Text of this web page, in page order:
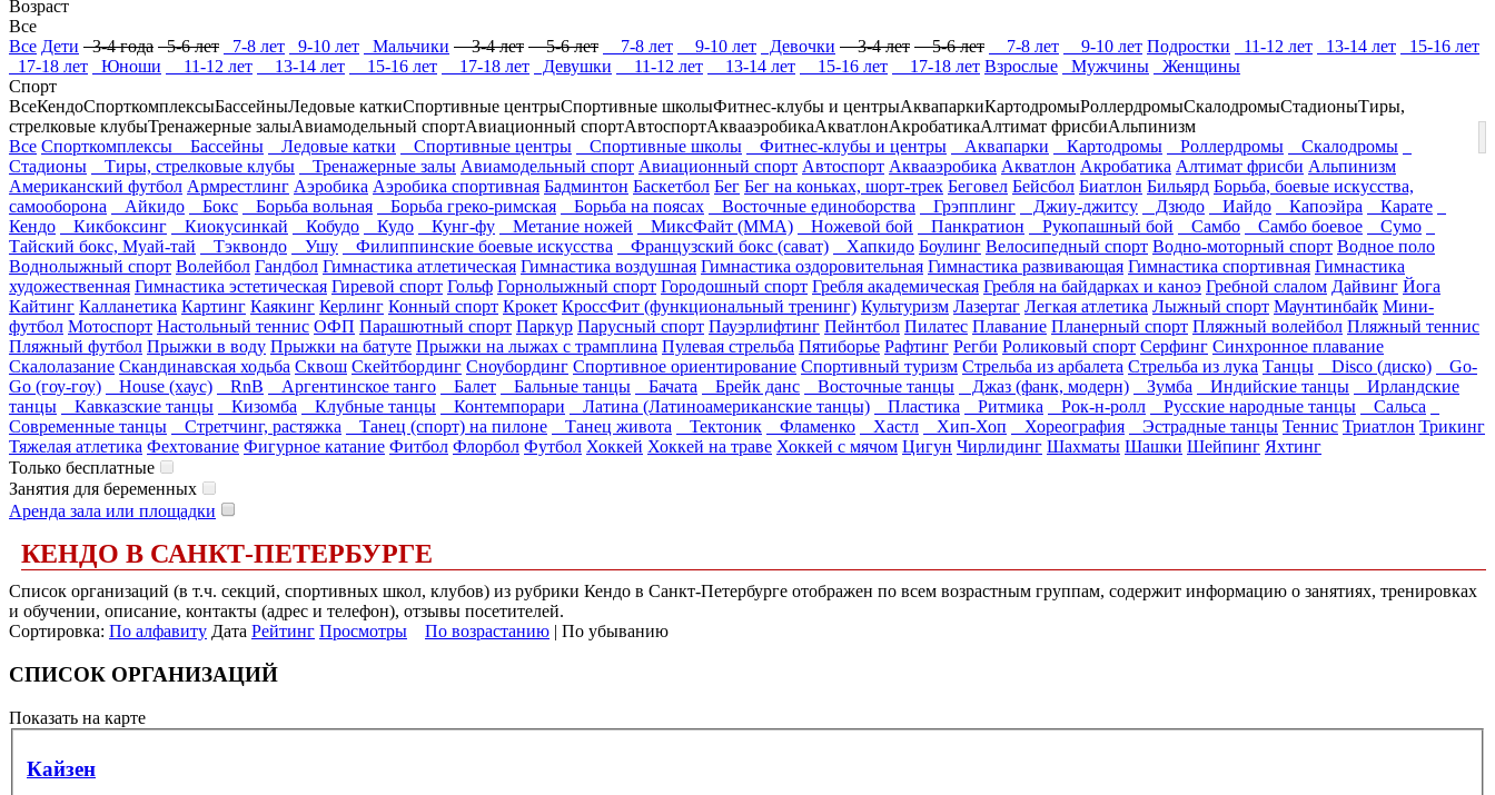
Возраст
Все
Все Дети 3-4 года 5-6 лет 7-8 лет 9-10 лет Мальчики 3-4 лет 5-6 лет 7-8 лет 9-10 лет Девочки 3-4 лет 5-6 лет 7-8 лет 9-10 лет Подростки 11-12 лет 13-14 лет
15-16 лет
17-18 лет
Юноши 11-12 лет 13-14 лет 15-16 лет 17-18 лет Девушки 11-12 лет 13-14 лет 15-16 лет 17-18 лет Взрослые Мужчины
Женщины
Спорт
ВсеКендоСпорткомплексыБассейныЛедовые каткиСпортивные центрыСпортивные школыФитнес-клубы и центрыАквапаркиКартодромыРоллердромыСкалодромыСтадионыТиры,
стрелковые клубыТренажерные залыАвиамодельный спортАвиационный спортАвтоспортАквааэробикаАкватлонАкробатикаАлтимат фрисбиАльпинизм
Все Спорткомплексы Бассейны Ледовые катки Спортивные центры Спортивные школы Фитнес-клубы и центры Аквапарки Картодромы Роллердромы
Скалодромы
Стадионы
Тиры, стрелковые клубы Тренажерные залы Авиамодельный спорт Авиационный спорт Автоспорт Аквааэробика Акватлон Акробатика Алтимат фрисби Альпинизм
Американский футбол Армрестлинг Аэробика Аэробика спортивная Бадминтон Баскетбол Бег Бег на коньках, шорт-трек Беговел Бейсбол Биатлон Бильярд Борьба, боевые искусства,
самооборона
Айкидо Бокс Борьба вольная Борьба греко-римская Борьба на поясах Восточные единоборства Грэпплинг Джиу-джитсу Дзюдо Иайдо Капоэйра
Карате
Кендо
Кикбоксинг Киокусинкай Кобудо Кудо Кунг-фу Метание ножей МиксФайт (ММА) Ножевой бой Панкратион Рукопашный бой Самбо Самбо боевое
Сумо
Тайский бокс, Муай-тай
Тэквондо Ушу Филиппинские боевые искусства Французский бокс (сават) Хапкидо Боулинг Велосипедный спорт Водно-моторный спорт Водное поло
Воднолыжный спорт Волейбол Гандбол Гимнастика атлетическая Гимнастика воздушная Гимнастика оздоровительная Гимнастика развивающая Гимнастика спортивная Гимнастика
художественная Гимнастика эстетическая Гиревой спорт Гольф Горнолыжный спорт Городошный спорт Гребля академическая Гребля на байдарках и каноэ Гребной слалом Дайвинг Йога
Кайтинг Калланетика Картинг Каякинг Керлинг Конный спорт Крокет КроссФит (функциональный тренинг) Культуризм Лазертаг Легкая атлетика Лыжный спорт Маунтинбайк Мини-
футбол Мотоспорт Настольный теннис ОФП Парашютный спорт Паркур Парусный спорт Пауэрлифтинг Пейнтбол Пилатес Плавание Планерный спорт Пляжный волейбол Пляжный теннис
Пляжный футбол Прыжки в воду Прыжки на батуте Прыжки на лыжах с трамплина Пулевая стрельба Пятиборье Рафтинг Регби Роликовый спорт Серфинг Синхронное плавание
Скалолазание Скандинавская ходьба Сквош Скейтбординг Сноубординг Спортивное ориентирование Спортивный туризм Стрельба из арбалета Стрельба из лука Танцы Disco (диско)
Go-
Go (гоу-гоу)
House (хаус) RnB Аргентинское танго Балет Бальные танцы Бачата Брейк данс Восточные танцы Джаз (фанк, модерн) Зумба Индийские танцы
Ирландские
танцы
Кавказские танцы Кизомба Клубные танцы Контемпорари Латина (Латиноамериканские танцы) Пластика Ритмика Рок-н-ролл Русские народные танцы
Сальса
Современные танцы
Стретчинг, растяжка Танец (спорт) на пилоне Танец живота Тектоник Фламенко Хастл Хип-Хоп Хореография Эстрадные танцы Теннис Триатлон Трикинг
Тяжелая атлетика Фехтование Фигурное катание Фитбол Флорбол Футбол Хоккей Хоккей на траве Хоккей с мячом Цигун Чирлидинг Шахматы Шашки Шейпинг Яхтинг
Только бесплатные
Занятия для беременных
Аренда зала или площадки
КЕНДО В САНКТ-ПЕТЕРБУРГЕ
Список организаций (в т.ч. секций, спортивных школ, клубов) из рубрики Кендо в Санкт-Петербурге отображен по всем возрастным группам, содержит информацию о занятиях, тренировках
и обучении, описание, контакты (адрес и телефон), отзывы посетителей.
Сортировка: По алфавиту Дата Рейтинг Просмотры По возрастанию | По убыванию
СПИСОК ОРГАНИЗАЦИЙ
Показать на карте
Кайзен